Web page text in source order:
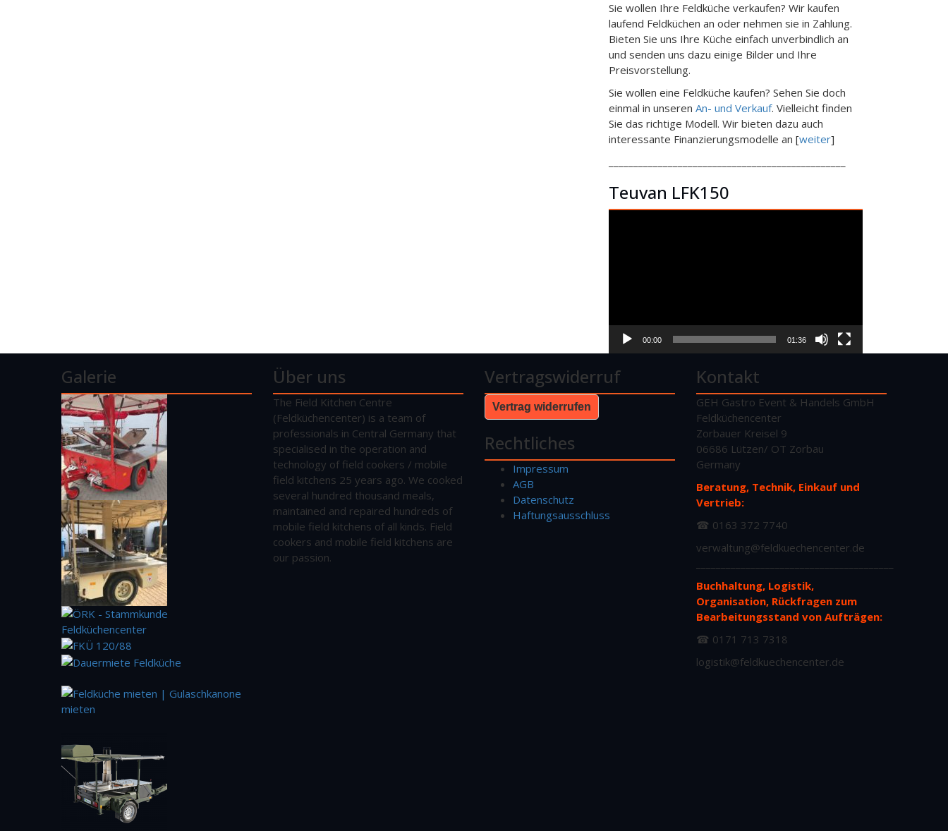
Sie wollen Ihre Feldküche verkaufen? Wir kaufen
laufend Feldküchen an oder nehmen sie in Zahlung.
Bieten Sie uns Ihre Küche einfach unverbindlich an
und senden uns dazu einige Bilder und Ihre
Preisvorstellung.
Sie wollen eine Feldküche kaufen? Sehen Sie doch
einmal in unseren An- und Verkauf. Vielleicht finden
Sie das richtige Modell. Wir bieten dazu auch
interessante Finanzierungsmodelle an [weiter]
Teuvan LFK150
00:00 01:36
Galerie Über uns
The Field Kitchen Centre
(Feldküchencenter) is a team of
professionals in Central Germany that
specialised in the operation and
technology of field cookers / mobile
field kitchens 25 years ago. We cooked
several hundred thousand meals,
maintained and repaired hundreds of
mobile field kitchens of all kinds. Field
cookers and mobile field kitchens are
our passion.
Vertragswiderruf
Vertrag widerrufen
Rechtliches
Impressum
AGB
Datenschutz
Haftungsausschluss
Kontakt
GEH Gastro Event & Handels GmbH
Feldküchencenter
Zorbauer Kreisel 9
06686 Lützen/ OT Zorbau
Germany
Beratung, Technik, Einkauf und
Vertrieb:
☎ 0163 372 7740
verwaltung@feldkuechencenter.de
Buchhaltung, Logistik,
Organisation, Rückfragen zum
Bearbeitungsstand von Aufträgen:
☎ 0171 713 7318
logistik@feldkuechencenter.de